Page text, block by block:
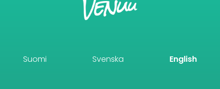
Suomi Svenska English